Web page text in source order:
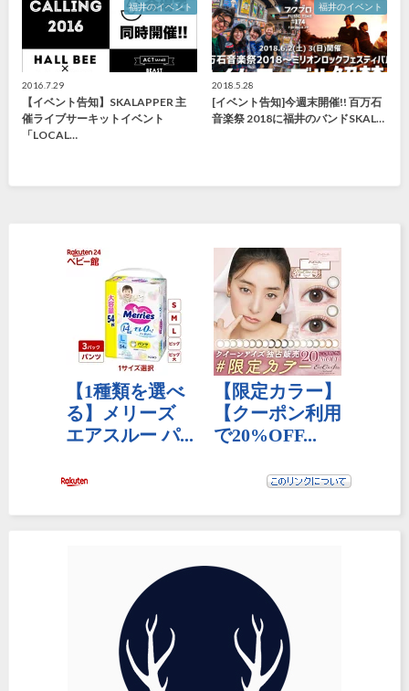
福井のイベント
2016.7.29
【イベント告知】SKALAPPER 主
催ライブサーキットイベント
「LOCAL…
福井のイベント
2018.5.28
[イベント告知]今週末開催!! 百万石
音楽祭 2018に福井のバンドSKAL…